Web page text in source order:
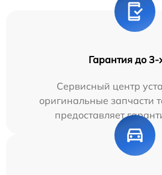
Гарантия до 3-
Сервисный центр
оригинальные запчасти
предоставляет